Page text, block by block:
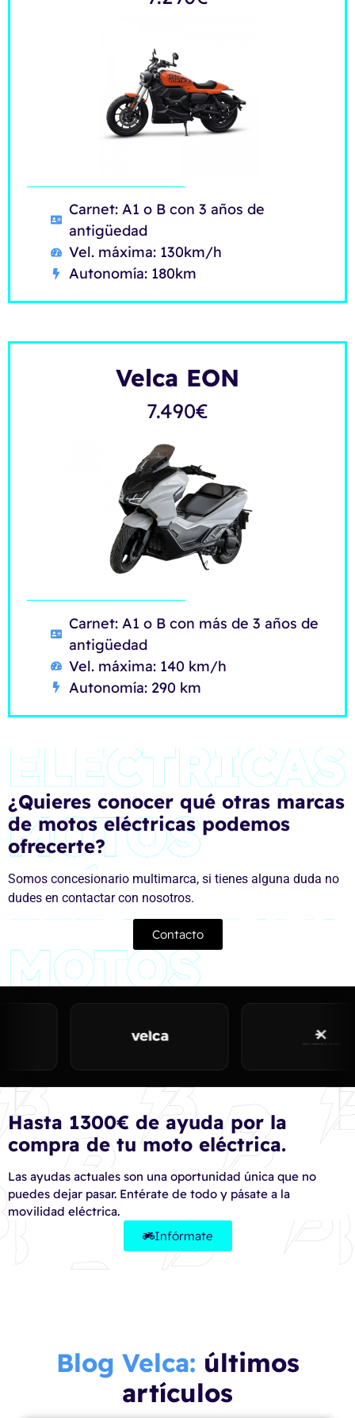
Carnet: A1 o B con 3 años de
antigüedad
Vel. máxima: 130km/h
Autonomía: 180km
Velca EON
7.490€
Carnet: A1 o B con más de 3 años de
antigüedad
Vel. máxima: 140 km/h
Autonomía: 290 km
¿Quieres conocer qué otras marcas
de motos eléctricas podemos
ofrecerte?
Somos concesionario multimarca, si tienes alguna duda no
dudes en contactar con nosotros.
Contacto
Hasta 1300€ de ayuda por la
compra de tu moto eléctrica.
Las ayudas actuales son una oportunidad única que no
puedes dejar pasar. Entérate de todo y pásate a la
movilidad eléctrica.
Infórmate
Blog Velca: últimos
artículos